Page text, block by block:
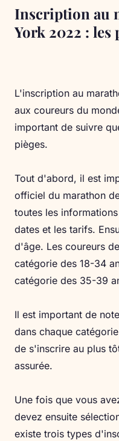
Inscription au
York 2022 : les
L'inscription au
aux coureurs du
important de suivre
pièges.
Tout d'abord, il est
officiel du marathon
toutes les
dates et les tarifs.
d'âge. Les coureurs
catégorie des 18-34
catégorie des 35-39
Il est important de
dans chaque
de s'inscrire au plus
assurée.
Une fois que vous
devez ensuite
existe trois types